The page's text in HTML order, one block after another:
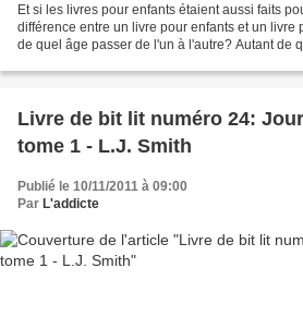
Et si les livres pour enfants étaient aussi faits
différence entre un livre pour enfants et un livre
de quel âge passer de l'un à l'autre? Autant de
Livre de bit lit numéro 24:
tome 1 - L.J. Smith
Publié le 10/11/2011 à 09:00
Par L'addicte